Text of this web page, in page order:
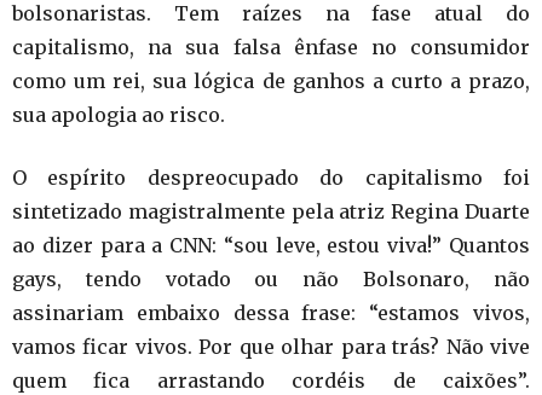
bolsonaristas. Tem raízes na fase atual do
capitalismo, na sua falsa ênfase no consumidor
como um rei, sua lógica de ganhos a curto a prazo,
sua apologia ao risco.
O espírito despreocupado do capitalismo foi
sintetizado magistralmente pela atriz Regina Duarte
ao dizer para a CNN: “sou leve, estou viva!” Quantos
gays, tendo votado ou não Bolsonaro, não
assinariam embaixo dessa frase: “estamos vivos,
vamos ficar vivos. Por que olhar para trás? Não vive
quem fica arrastando cordéis de caixões”.